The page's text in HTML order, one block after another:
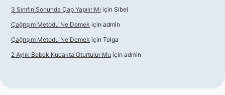
3 Sınıfın Sonunda Çap Yapılır Mı için Sibel
Çağrışım Metodu Ne Demek için admin
Çağrışım Metodu Ne Demek için Tolga
2 Aylık Bebek Kucakta Oturtulur Mu için admin